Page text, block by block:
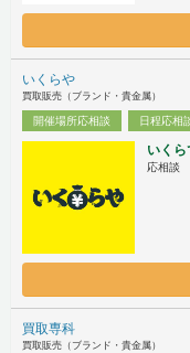
いくらや
買取販売（ブランド・貴金属）
開催場所応相談 日程応相
いくら
応相談
買取専科
買取販売（ブランド・貴金属）